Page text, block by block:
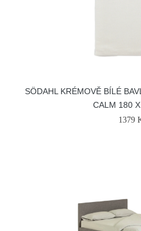
SÖDAHL KRÉMOVĚ BÍLÉ
CALM 180
1379